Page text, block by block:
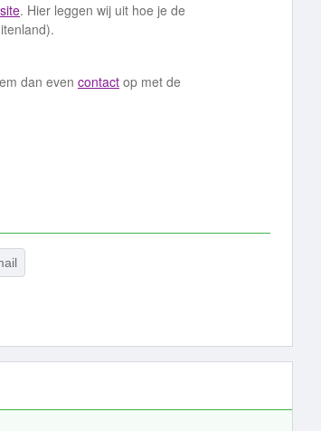
. Hier leggen wij uit hoe je de
dan even contact op met de